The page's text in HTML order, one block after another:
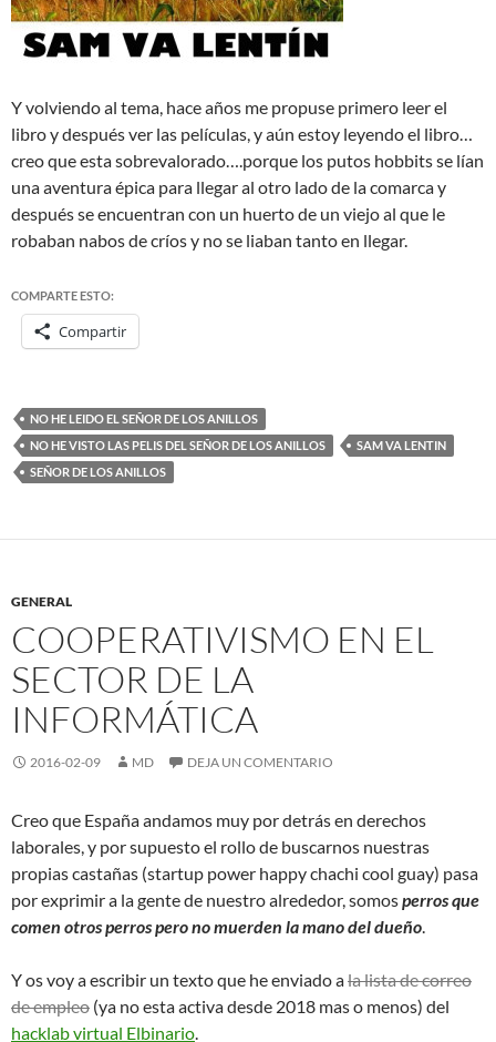
Y volviendo al tema, hace años me propuse primero leer el
libro y después ver las películas, y aún estoy leyendo el libro…
creo que esta sobrevalorado….porque los putos hobbits se lían
una aventura épica para llegar al otro lado de la comarca y
después se encuentran con un huerto de un viejo al que le
robaban nabos de críos y no se liaban tanto en llegar.
COMPARTE ESTO:
Compartir
NO HE LEIDO EL SEÑOR DE LOS ANILLOS
NO HE VISTO LAS PELIS DEL SEÑOR DE LOS ANILLOS
SAM VA LENTIN
SEÑOR DE LOS ANILLOS
GENERAL
COOPERATIVISMO EN EL
SECTOR DE LA
INFORMÁTICA
2016-02-09 MD DEJA UN COMENTARIO
Creo que España andamos muy por detrás en derechos
laborales, y por supuesto el rollo de buscarnos nuestras
propias castañas (startup power happy chachi cool guay) pasa
por exprimir a la gente de nuestro alrededor, somosperros que
comen otros perros pero no muerden la mano del dueño.
Y os voy a escribir un texto que he enviado ala lista de correo
de empleo (ya no esta activa desde 2018 mas o menos) del
hacklab virtual Elbinario.